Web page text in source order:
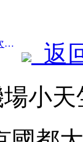
前一篇：深圳機場口岸今年出入境人次突破300萬，創歷史同期新高
返
小